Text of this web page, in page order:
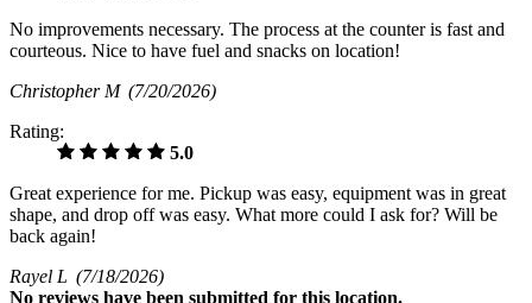
No improvements necessary. The process at the counter is fast and
courteous. Nice to have fuel and snacks on location!
Christopher M (7/20/2026)
Rating:
5.0
Great experience for me. Pickup was easy, equipment was in great
shape, and drop off was easy. What more could I ask for? Will be
back again!
Rayel L (7/18/2026)
No reviews have been submitted for this location.